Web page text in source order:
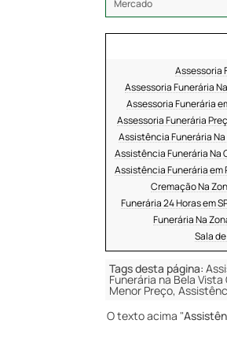
Mercado
Assessoria
Assessoria Funerária
Assessoria Funerária
Assessoria Funerária
Assistência Funerária Na
Assistência Funerária Na
Assistência Funerária em
Cremação Na
Funerária 24 Horas em
Funerária Na
Sala
Tags desta página:
Funerária na Bela
Menor Preço,
O texto acima "